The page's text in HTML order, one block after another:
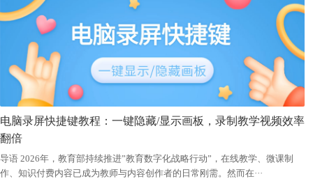
电脑录屏快捷键教程：一键隐藏/显示画板，录制教学视频效率
翻倍
导语 2026年，教育部持续推进”教育数字化战略行动”，在线教学、微课制
作、知识付费内容已成为教师与内容创作者的日常刚需。然而在···